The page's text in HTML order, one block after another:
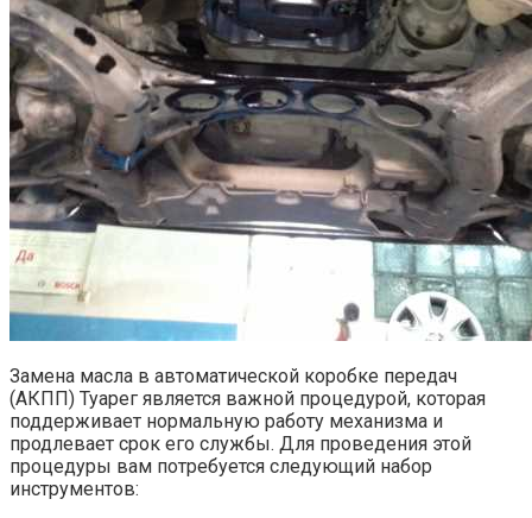
Замена масла в автоматической коробке передач
(АКПП) Туарег является важной процедурой, которая
поддерживает нормальную работу механизма и
продлевает срок его службы. Для проведения этой
процедуры вам потребуется следующий набор
инструментов: